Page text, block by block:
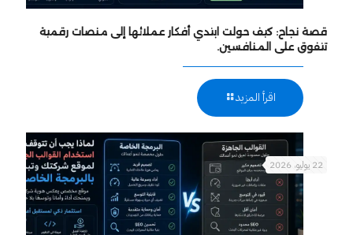
قصة نجاح: كيف حولت ابتدي أفكار عملائها إلى منصات رقمية
تتفوق على المنافسين.
اقرأ المزيد
22 يوليو، 2026